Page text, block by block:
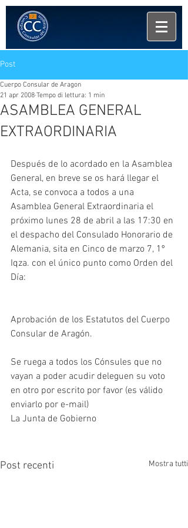
Post
ASAMBLEA GENERAL
EXTRAORDINARIA
Cuerpo Consular de Aragon
21 apr 2008 Tempo di lettura: 1 min
Después de lo acordado en la Asamblea
General, en breve se os hará llegar el
Acta, se convoca a todos a una
Asamblea General Extraordinaria el
próximo lunes 28 de abril a las 17:30 en
el despacho del Consulado Honorario de
Alemania, sita en Cinco de marzo 7, 1º
Iqza. con el único punto como Orden del
Día:
Aprobación de los Estatutos del Cuerpo
Consular de Aragón.
Se ruega a todos los Cónsules que no
vayan a poder acudir deleguen su voto
en otro por escrito por favor (es válido
enviarlo por e-mail)
La Junta de Gobierno
Post recenti Mostra tutti